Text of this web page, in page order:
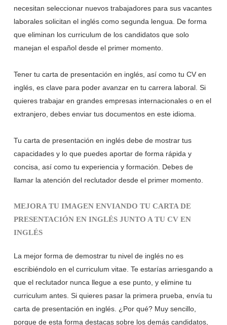
necesitan seleccionar nuevos trabajadores para sus vacantes
laborales solicitan el inglés como segunda lengua. De forma
que eliminan los curriculum de los candidatos que solo
manejan el español desde el primer momento.
Tener tu carta de presentación en inglés, así como tu CV en
inglés, es clave para poder avanzar en tu carrera laboral. Si
quieres trabajar en grandes empresas internacionales o en el
extranjero, debes enviar tus documentos en este idioma.
Tu carta de presentación en inglés debe de mostrar tus
capacidades y lo que puedes aportar de forma rápida y
concisa, así como tu experiencia y formación. Debes de
llamar la atención del reclutador desde el primer momento.
MEJORA TU IMAGEN ENVIANDO TU CARTA DE
PRESENTACIÓN EN INGLÉS JUNTO A TU CV EN
INGLÉS
La mejor forma de demostrar tu nivel de inglés no es
escribiéndolo en el curriculum vitae. Te estarías arriesgando a
que el reclutador nunca llegue a ese punto, y elimine tu
curriculum antes. Si quieres pasar la primera prueba, envía tu
carta de presentación en inglés. ¿Por qué? Muy sencillo,
porque de esta forma destacas sobre los demás candidatos,